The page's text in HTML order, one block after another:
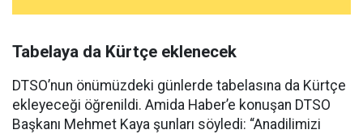
Tabelaya da Kürtçe eklenecek
DTSO’nun önümüzdeki günlerde tabelasına da Kürtçe
ekleyeceği öğrenildi. Amida Haber’e konuşan DTSO
Başkanı Mehmet Kaya şunları söyledi: “Anadilimizi